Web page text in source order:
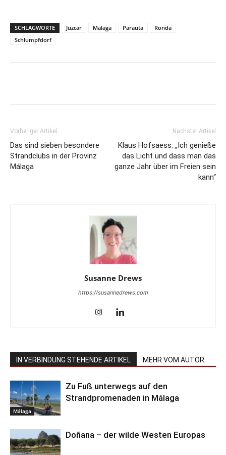
SCHLAGWORTE Juzcar Malaga Parauta
Ronda
Schlumpfdorf
Vorheriger Artikel
Das sind sieben besondere
Strandclubs in der Provinz
Málaga
Nächster Artikel
Klaus Hofsaess: „Ich genieße
das Licht und dass man das
ganze Jahr über im Freien sein
kann“
Susanne Drews
https://susannedrews.com
IN VERBINDUNG STEHENDE ARTIKEL MEHR VOM AUTOR
Málaga
Zu Fuß unterwegs auf den
Strandpromenaden in Málaga
Doñana – der wilde Westen Europas